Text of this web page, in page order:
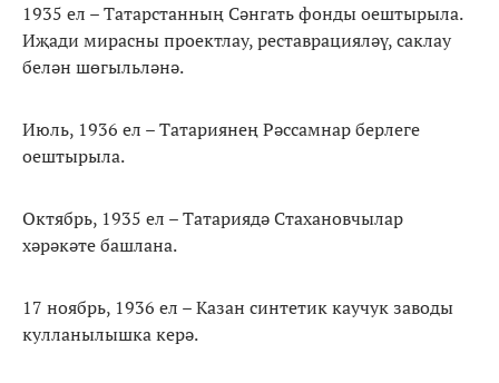
1935 ел – Татарстанның Сәнгать фонды оештырыла.
Иҗади мирасны проектлау, реставрацияләү, саклау
белән шөгыльләнә.
Июль, 1936 ел – Татариянең Рәссамнар берлеге
оештырыла.
Октябрь, 1935 ел – Татариядә Стахановчылар
хәрәкәте башлана.
17 ноябрь, 1936 ел – Казан синтетик каучук заводы
кулланылышка керә.